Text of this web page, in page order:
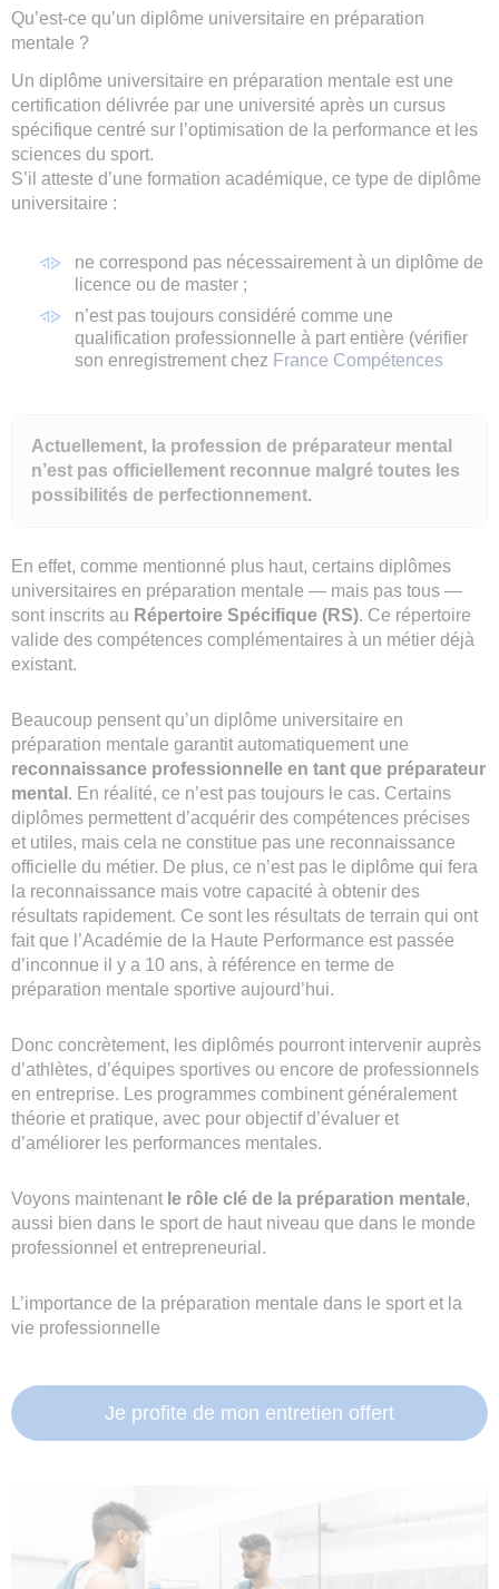
Qu’est-ce qu’un diplôme universitaire en préparation
mentale ?
Un diplôme universitaire en préparation mentale est une
certification délivrée par une université après un cursus
spécifique centré sur l’optimisation de la performance et les
sciences du sport.
S’il atteste d’une formation académique, ce type de diplôme
universitaire :
ne correspond pas nécessairement à un diplôme de
licence ou de master ;
n’est pas toujours considéré comme une
qualification professionnelle à part entière (vérifier
son enregistrement chez France Compétences
Actuellement, la profession de préparateur mental
n’est pas officiellement reconnue malgré toutes les
possibilités de perfectionnement.
En effet, comme mentionné plus haut, certains diplômes
universitaires en préparation mentale — mais pas tous —
sont inscrits au Répertoire Spécifique (RS). Ce répertoire
valide des compétences complémentaires à un métier déjà
existant.
Beaucoup pensent qu’un diplôme universitaire en
préparation mentale garantit automatiquement une
reconnaissance professionnelle en tant que préparateur
mental . En réalité, ce n’est pas toujours le cas. Certains
diplômes permettent d’acquérir des compétences précises
et utiles, mais cela ne constitue pas une reconnaissance
officielle du métier. De plus, ce n’est pas le diplôme qui fera
la reconnaissance mais votre capacité à obtenir des
résultats rapidement. Ce sont les résultats de terrain qui ont
fait que l’Académie de la Haute Performance est passée
d’inconnue il y a 10 ans, à référence en terme de
préparation mentale sportive aujourd’hui.
Donc concrètement, les diplômés pourront intervenir auprès
d’athlètes, d’équipes sportives ou encore de professionnels
en entreprise. Les programmes combinent généralement
théorie et pratique, avec pour objectif d’évaluer et
d’améliorer les performances mentales.
Voyons maintenant le rôle clé de la préparation mentale,
aussi bien dans le sport de haut niveau que dans le monde
professionnel et entrepreneurial.
L’importance de la préparation mentale dans le sport et la
vie professionnelle
Je profite de mon entretien offert